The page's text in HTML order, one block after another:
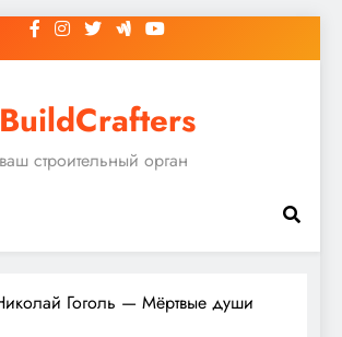
BuildCrafters
ваш строительный орган
Гоголь — Мёртвые души